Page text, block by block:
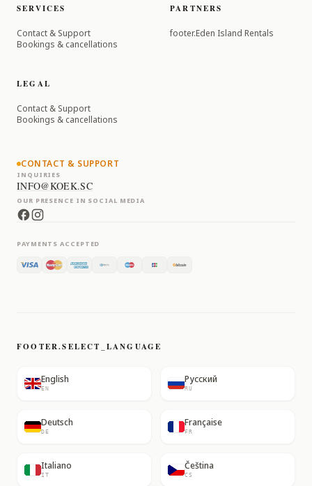
SERVICES
Contact & Support
Bookings & cancellations
PARTNERS
footer.Eden Island Rentals
LEGAL
Contact & Support
Bookings & cancellations
CONTACT & SUPPORT
INQUIRIES
INFO@KOEK.SC
OUR PRESENCE IN SOCIAL MEDIA
PAYMENTS ACCEPTED
FOOTER.SELECT_LANGUAGE
English
EN
Русский
RU
Deutsch
DE
Française
FR
Italiano
IT
Čeština
CS